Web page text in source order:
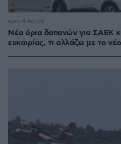
Νέα όρια δαπανών για ΣΑΕΚ
ευκαιρίας, τι αλλάζει με το
πριν 4 λεπτά